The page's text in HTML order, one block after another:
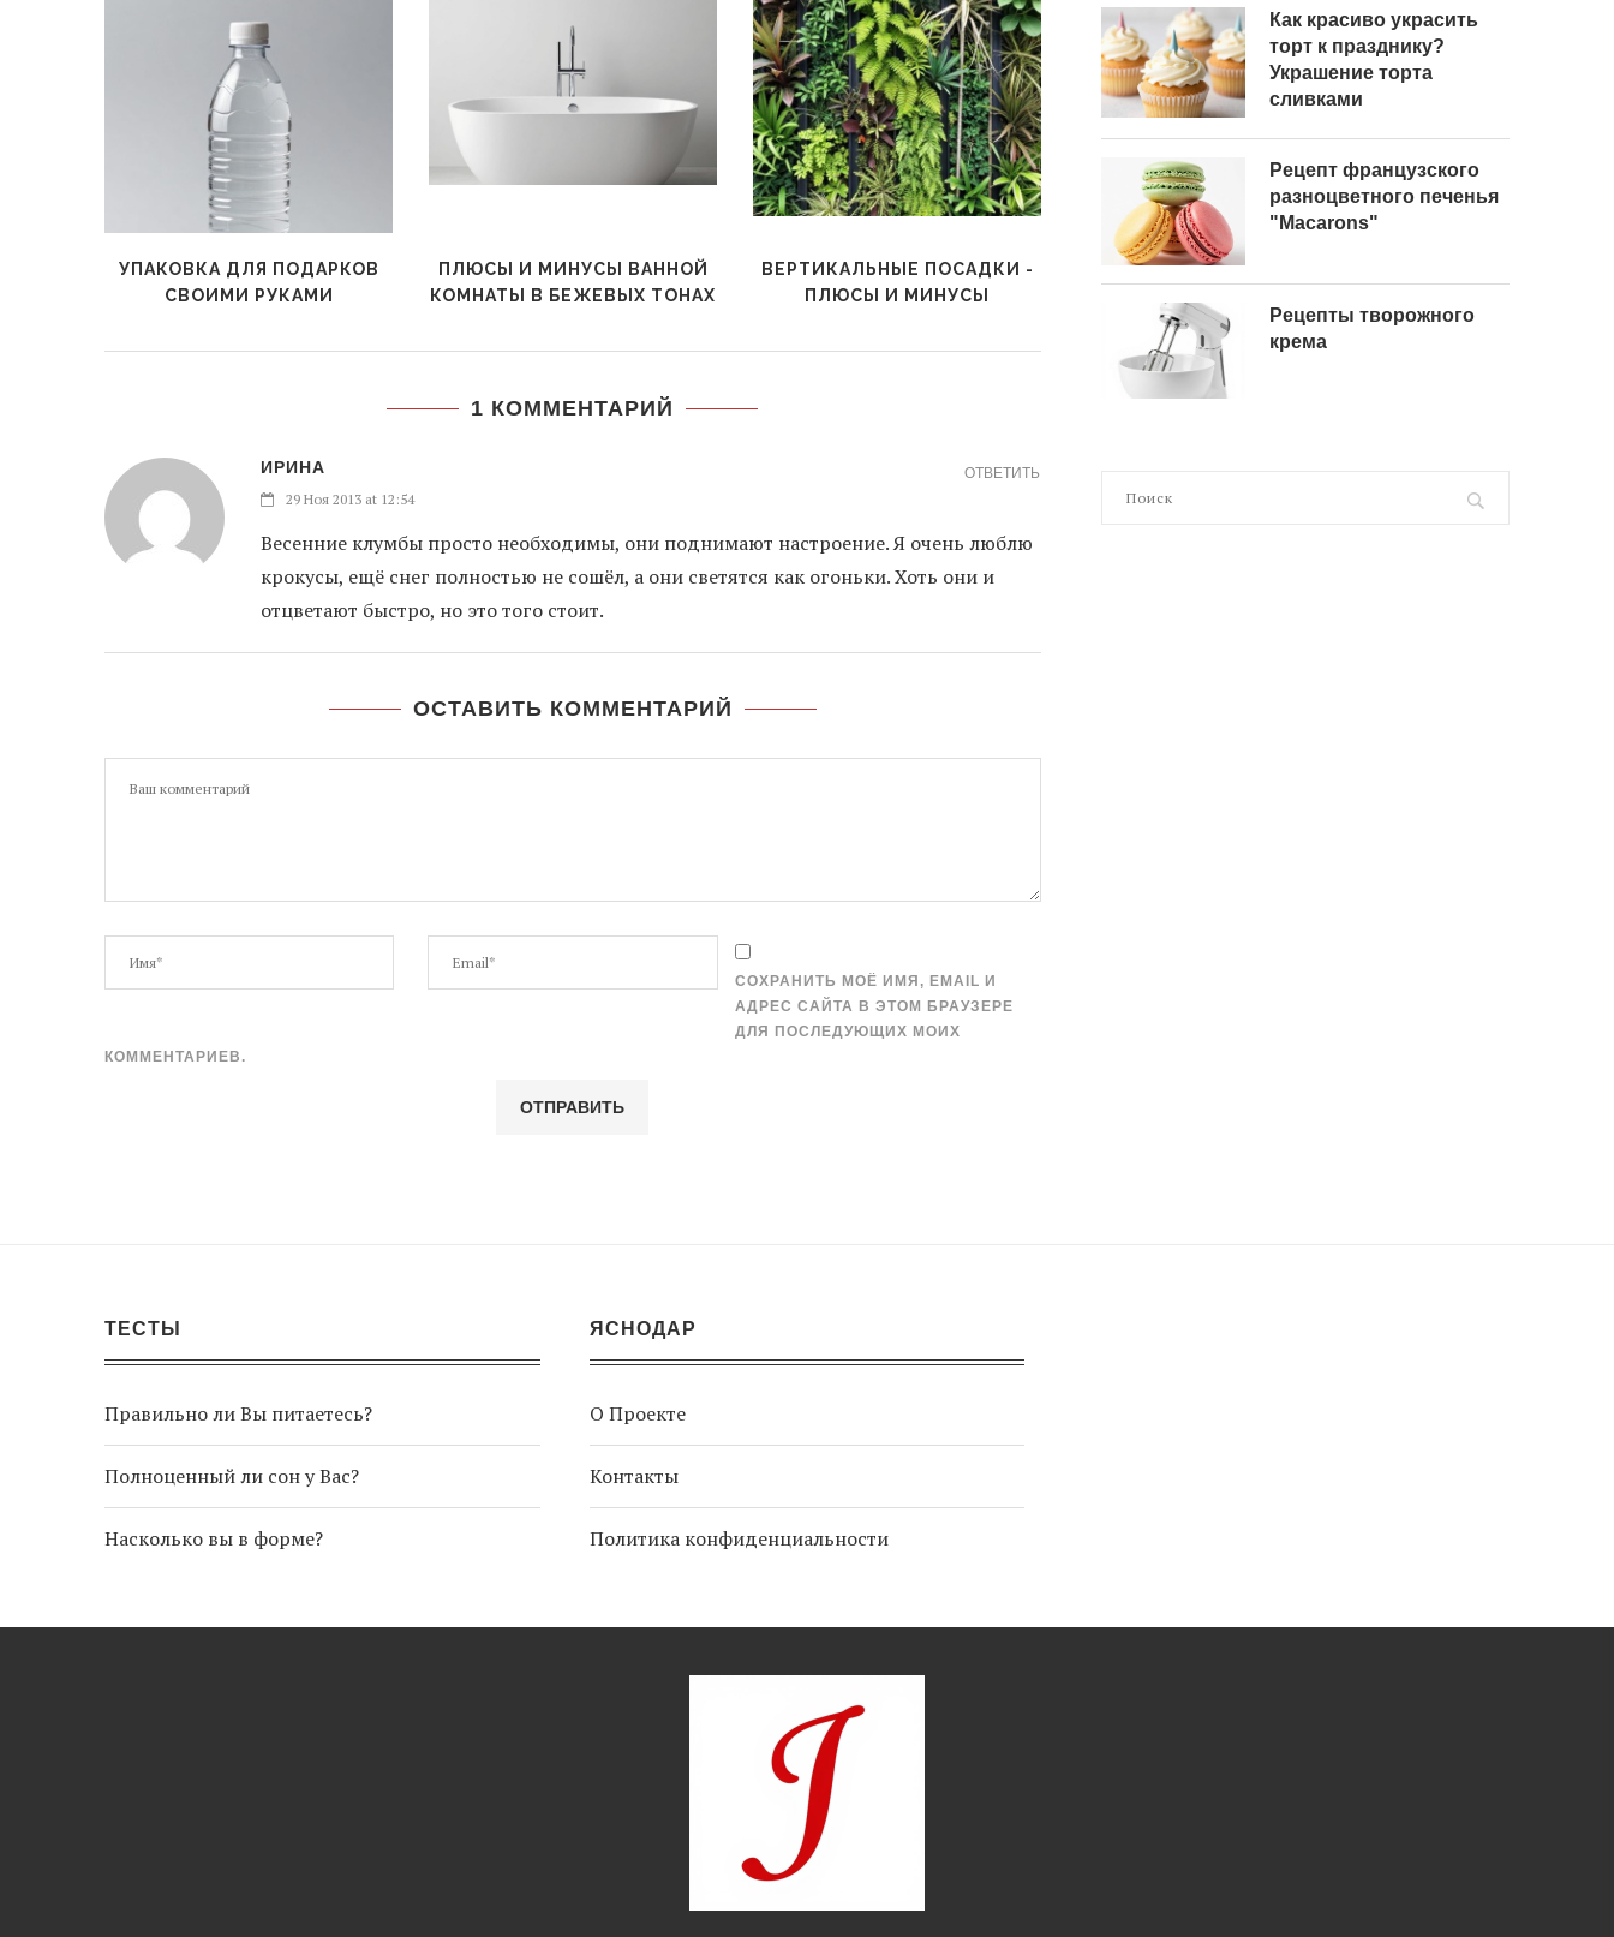
УПАКОВКА ДЛЯ ПОДАРКОВ
СВОИМИ РУКАМИ
ПЛЮСЫ И МИНУСЫ ВАННОЙ
КОМНАТЫ В БЕЖЕВЫХ ТОНАХ
ВЕРТИКАЛЬНЫЕ ПОСАДКИ -
ПЛЮСЫ И МИНУСЫ
1 КОММЕНТАРИЙ
ИРИНА
29 Ноя 2013 at 12:54
Весенние клумбы просто необходимы, они поднимают настроение. Я очень люблю
крокусы, ещё снег полностью не сошёл, а они светятся как огоньки. Хоть они и
отцветают быстро, но это того стоит.
ОТВЕТИТЬ
ОСТАВИТЬ КОММЕНТАРИЙ
СОХРАНИТЬ МОЁ ИМЯ, EMAIL И
АДРЕС САЙТА В ЭТОМ БРАУЗЕРЕ
ДЛЯ ПОСЛЕДУЮЩИХ МОИХ
КОММЕНТАРИЕВ.
Как красиво украсить
торт к празднику?
Украшение торта
сливками
Рецепт французского
разноцветного печенья
"Macarons"
Рецепты творожного
крема
ТЕСТЫ
Правильно ли Вы питаетесь?
Полноценный ли сон у Вас?
Насколько вы в форме?
ЯСНОДАР
О Проекте
Контакты
Политика конфиденциальности